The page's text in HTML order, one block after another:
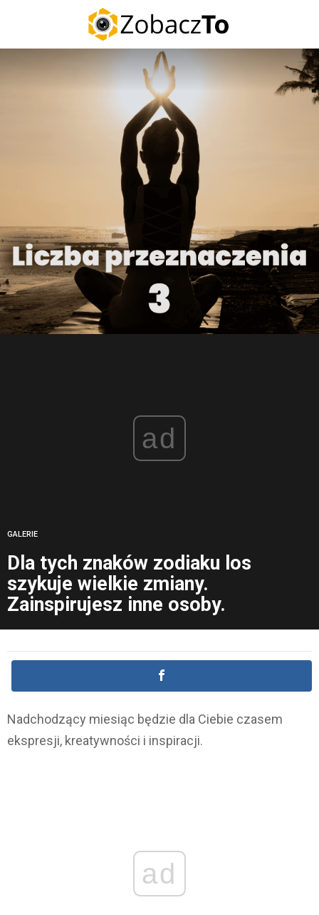
ad
GALERIE
Dla tych znaków zodiaku los
szykuje wielkie zmiany.
Zainspirujesz inne osoby.
Nadchodzący miesiąc będzie dla Ciebie czasem
ekspresji, kreatywności i inspiracji.
ad